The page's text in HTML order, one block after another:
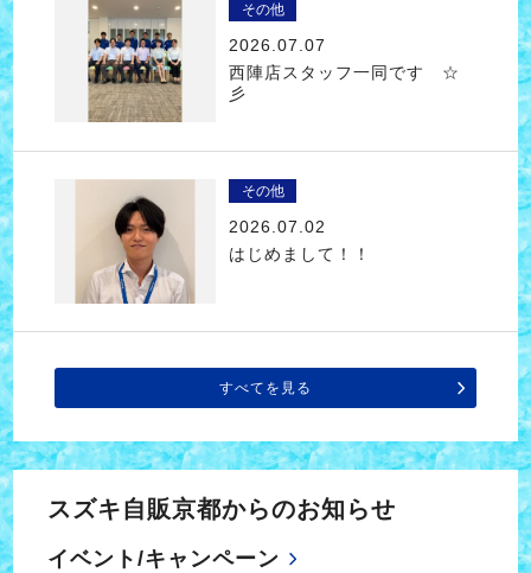
その他
2026.07.07
西陣店スタッフ一同です ☆
彡
その他
2026.07.02
はじめまして！！
すべてを見る
スズキ自販京都からのお知らせ
イベント/キャンペーン